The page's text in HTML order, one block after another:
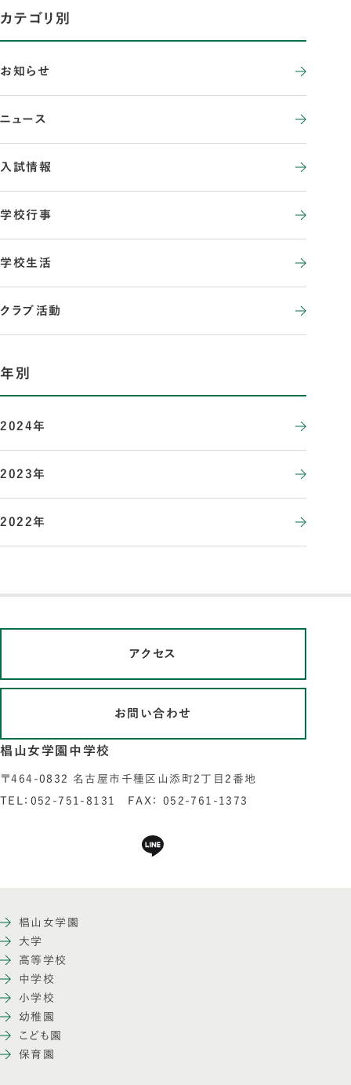
カテゴリ別
お知らせ
ニュース
入試情報
学校行事
学校生活
クラブ活動
年別
2024年
2023年
2022年
アクセス
お問い合わせ
椙山女学園中学校
〒464-0832 名古屋市千種区山添町2丁目2番地
TEL：052-751-8131 FAX： 052-761-1373
椙山女学園
大学
高等学校
中学校
小学校
幼稚園
こども園
保育園